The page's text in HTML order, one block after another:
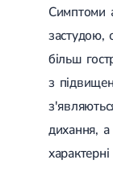
Симптоми
застудою,
більш
з
дихання,